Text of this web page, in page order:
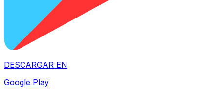
DESCARGAR EN
Google Play